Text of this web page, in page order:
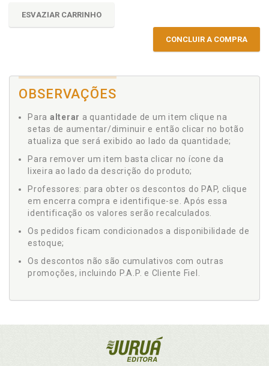
ESVAZIAR CARRINHO
CONCLUIR A COMPRA
OBSERVAÇÕES
Para alterar a quantidade de um item clique na
setas de aumentar/diminuir e então clicar no botão
atualiza que será exibido ao lado da quantidade;
Para remover um item basta clicar no ícone da
lixeira ao lado da descrição do produto;
Professores: para obter os descontos do PAP, clique
em encerra compra e identifique-se. Após essa
identificação os valores serão recalculados.
Os pedidos ficam condicionados a disponibilidade de
estoque;
Os descontos não são cumulativos com outras
promoções, incluindo P.A.P. e Cliente Fiel.